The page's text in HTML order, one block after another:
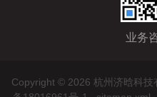
业务
Copyright © 2026 杭州济晗科